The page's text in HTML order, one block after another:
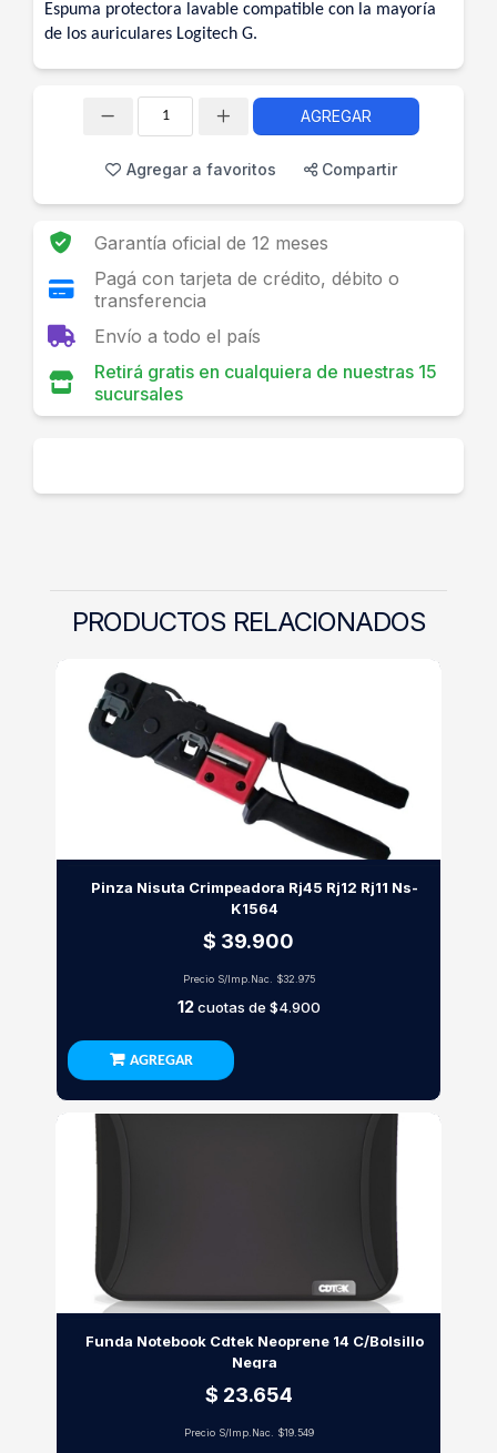
Espuma protectora lavable compatible con la mayoría
de los auriculares Logitech G.
AGREGAR
Agregar a favoritos Compartir
Garantía oficial de 12 meses
Pagá con tarjeta de crédito, débito o
transferencia
Envío a todo el país
Retirá gratis en cualquiera de nuestras 15
sucursales
PRODUCTOS RELACIONADOS
Pinza Nisuta Crimpeadora Rj45 Rj12 Rj11 Ns-
K1564
$ 39.900
Precio S/Imp.Nac. $32.975
12cuotas de $4.900
AGREGAR
Funda Notebook Cdtek Neoprene 14 C/Bolsillo
Negra
$ 23.654
Precio S/Imp.Nac. $19.549